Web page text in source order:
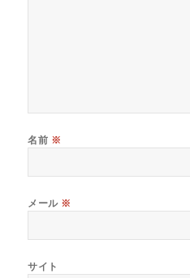
名前 ※
メール ※
サイト